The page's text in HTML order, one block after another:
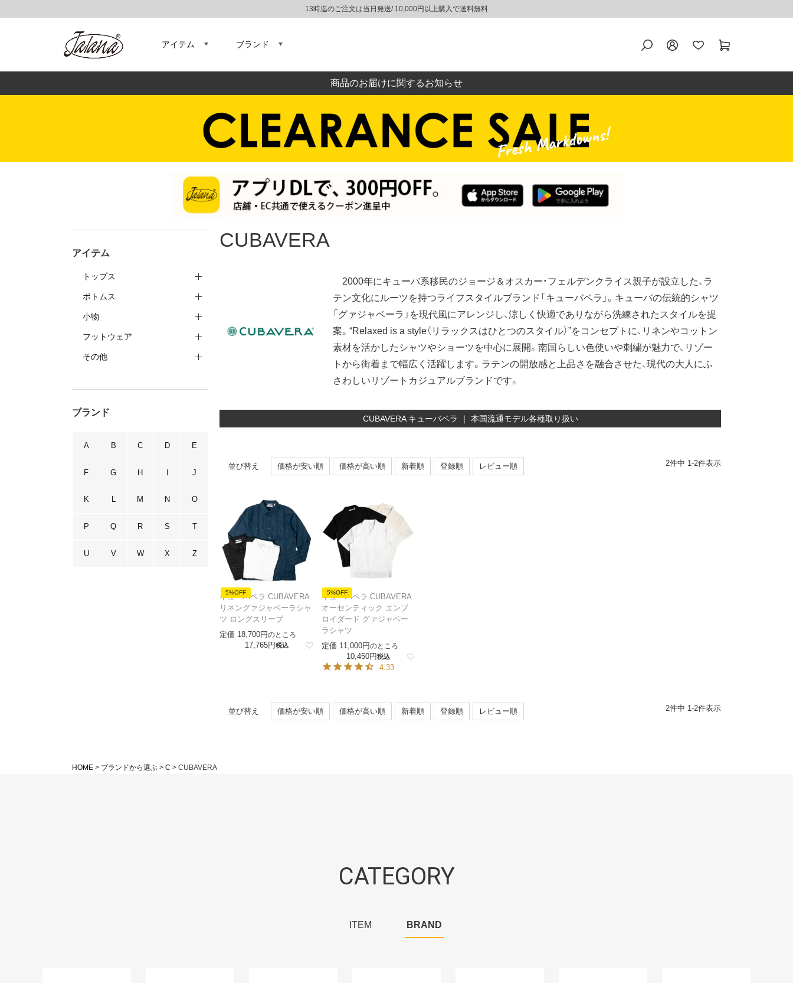
13時迄のご注文は当日発送/ 10,000円以上購入で送料無料
アイテム ブランド
商品のお届けに関するお知らせ
アイテム
トップス
ボトムス
小物
フットウェア
その他
ブランド
A B C D E
F G H I J
K L M N O
P Q R S T
U V W X Z
CUBAVERA
2000年にキューバ系移民のジョージ＆オスカー・フェルデンクライス親子が設立した、ラ
テン文化にルーツを持つライフスタイルブランド「キューバベラ」。キューバの伝統的シャツ
「グァジャベーラ」を現代風にアレンジし、涼しく快適でありながら洗練されたスタイルを提
案。“Relaxed is a style（リラックスはひとつのスタイル）”をコンセプトに、リネンやコットン
素材を活かしたシャツやショーツを中心に展開。南国らしい色使いや刺繍が魅力で、リゾー
トから街着まで幅広く活躍します。ラテンの開放感と上品さを融合させた、現代の大人にふ
さわしいリゾートカジュアルブランドです。
CUBAVERA キューバベラ ｜ 本国流通モデル各種取り扱い
並び替え 価格が安い順 価格が高い順 新着順 登録順 レビュー順 2件中 1-2件表示
5%OFF
キューバベラ CUBAVERA
リネングァジャベーラシャ
ツ ロングスリーブ
定価 18,700 のところ
17,765 税込
5%OFF
キューバベラ CUBAVERA
オーセンティック エンブ
ロイダード グァジャベー
ラシャツ
定価 11,000 のところ
10,450 税込
4.33
並び替え 価格が安い順 価格が高い順 新着順 登録順 レビュー順 2件中 1 -2件表示
HOME ブランドから選ぶ C CUBAVERA
CATEGORY
ITEM BRAND